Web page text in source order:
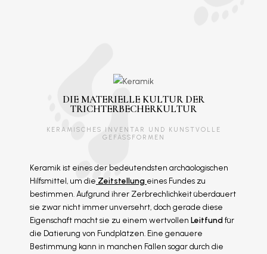
DIE MATERIELLE KULTUR DER
TRICHTERBECHERKULTUR
KERAMISCHES INVENTAR UND KUNSTVOLLE
GEFÄSSFORMEN
Keramik ist eines der bedeutendsten archäologischen
Hilfsmittel, um die Zeitstellung eines Fundes zu
bestimmen. Aufgrund ihrer Zerbrechlichkeit überdauert
sie zwar nicht immer unversehrt, doch gerade diese
Eigenschaft macht sie zu einem wertvollen Leitfundfür
die Datierung von Fundplätzen. Eine genauere
Bestimmung kann in manchen Fällen sogar durch die